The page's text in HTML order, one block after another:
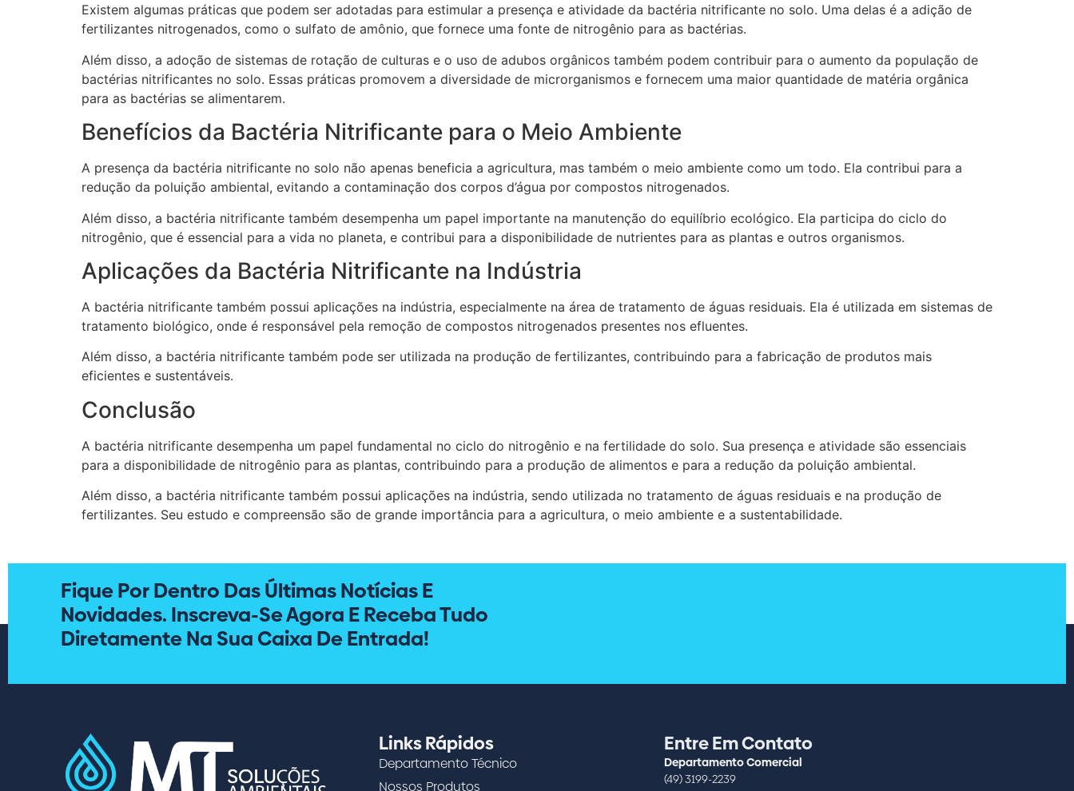
Existem algumas práticas que podem ser adotadas para estimular a presença e atividade da bactéria nitrificante no solo. Uma delas é a adição de
fertilizantes nitrogenados, como o sulfato de amônio, que fornece uma fonte de nitrogênio para as bactérias.
Além disso, a adoção de sistemas de rotação de culturas e o uso de adubos orgânicos também podem contribuir para o aumento da população de
bactérias nitrificantes no solo. Essas práticas promovem a diversidade de microrganismos e fornecem uma maior quantidade de matéria orgânica
para as bactérias se alimentarem.
Benefícios da Bactéria Nitrificante para o Meio Ambiente
A presença da bactéria nitrificante no solo não apenas beneficia a agricultura, mas também o meio ambiente como um todo. Ela contribui para a
redução da poluição ambiental, evitando a contaminação dos corpos d’água por compostos nitrogenados.
Além disso, a bactéria nitrificante também desempenha um papel importante na manutenção do equilíbrio ecológico. Ela participa do ciclo do
nitrogênio, que é essencial para a vida no planeta, e contribui para a disponibilidade de nutrientes para as plantas e outros organismos.
Aplicações da Bactéria Nitrificante na Indústria
A bactéria nitrificante também possui aplicações na indústria, especialmente na área de tratamento de águas residuais. Ela é utilizada em sistemas de
tratamento biológico, onde é responsável pela remoção de compostos nitrogenados presentes nos efluentes.
Além disso, a bactéria nitrificante também pode ser utilizada na produção de fertilizantes, contribuindo para a fabricação de produtos mais
eficientes e sustentáveis.
Conclusão
A bactéria nitrificante desempenha um papel fundamental no ciclo do nitrogênio e na fertilidade do solo. Sua presença e atividade são essenciais
para a disponibilidade de nitrogênio para as plantas, contribuindo para a produção de alimentos e para a redução da poluição ambiental.
Além disso, a bactéria nitrificante também possui aplicações na indústria, sendo utilizada no tratamento de águas residuais e na produção de
fertilizantes. Seu estudo e compreensão são de grande importância para a agricultura, o meio ambiente e a sustentabilidade.
Fique Por Dentro Das Últimas Notícias E
Novidades. Inscreva-Se Agora E Receba Tudo
Diretamente Na Sua Caixa De Entrada!
Links Rápidos
Departamento Técnico
Nossos Produtos
Entre Em Contato
Departamento Comercial
(49) 3199-2239